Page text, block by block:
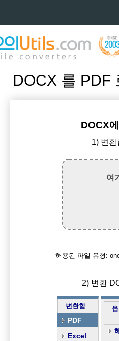
DOCX 를 PDF
DOCX
1) 변
여
허용된 파일 유형:
2) 변환
변환할
PDF
Excel